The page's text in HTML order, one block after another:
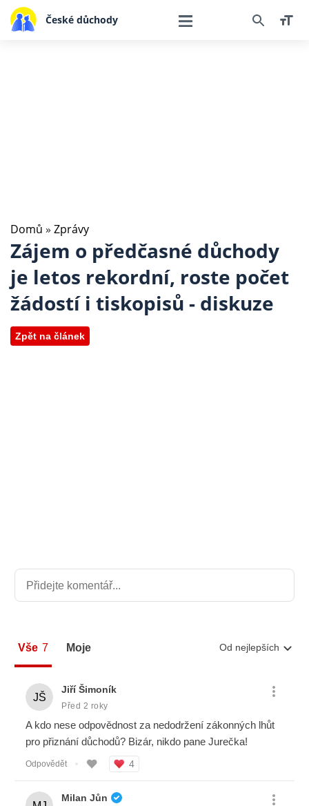
České důchody
Domů » Zprávy
Zájem o předčasné důchody
je letos rekordní, roste počet
žádostí i tiskopisů - diskuze
Zpět na článek